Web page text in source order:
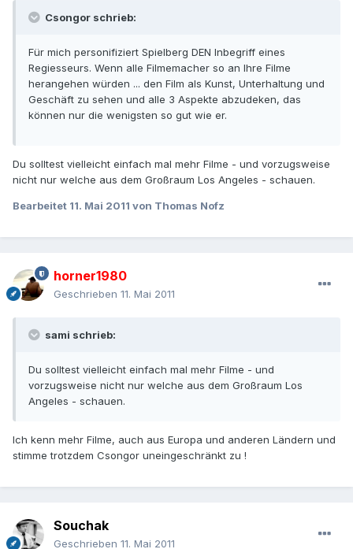
Csongor schrieb:
Für mich personifiziert Spielberg DEN Inbegriff eines
Regiesseurs. Wenn alle Filmemacher so an Ihre Filme
herangehen würden ... den Film als Kunst, Unterhaltung und
Geschäft zu sehen und alle 3 Aspekte abzudeken, das
können nur die wenigsten so gut wie er.
Du solltest vielleicht einfach mal mehr Filme - und vorzugsweise
nicht nur welche aus dem Großraum Los Angeles - schauen.
Bearbeitet 11. Mai 2011 von Thomas Nofz
horner1980
Geschrieben 11. Mai 2011
sami schrieb:
Du solltest vielleicht einfach mal mehr Filme - und
vorzugsweise nicht nur welche aus dem Großraum Los
Angeles - schauen.
Ich kenn mehr Filme, auch aus Europa und anderen Ländern und
stimme trotzdem Csongor uneingeschränkt zu !
Souchak
Geschrieben 11. Mai 2011